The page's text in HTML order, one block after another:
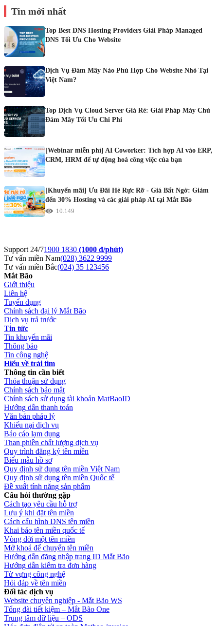
Tin mới nhất
Top Best DNS Hosting Providers Giải Pháp Managed
DNS Tối Ưu Cho Website
Dịch Vụ Đám Mây Nào Phù Hợp Cho Website Nhỏ Tại
Việt Nam?
Top Dịch Vụ Cloud Server Giá Rẻ: Giải Pháp Máy Chủ
Đám Mây Tối Ưu Chi Phí
[Webinar miễn phí] AI Coworker: Tích hợp AI vào ERP,
CRM, HRM để tự động hoá công việc của bạn
[Khuyến mãi] Ưu Đãi Hè Rực Rỡ - Giá Bất Ngờ: Giảm
đến 30% Hosting và các giải pháp AI tại Mắt Bão
10.149
Support 24/71900 1830 (1000 đ/phút)
Tư vấn miền Nam(028) 3622 9999
Tư vấn miền Bắc(024) 35 123456
Mắt Bão
Giới thiệu
Liên hệ
Tuyển dụng
Chính sách đại lý Mắt Bão
Dịch vụ trả trước
Tin tức
Tin khuyến mãi
Thông báo
Tin công nghệ
Hiểu về trái tim
Thông tin cần biết
Thỏa thuận sử dụng
Chính sách bảo mật
Chính sách sử dụng tài khoản MatBaoID
Hướng dẫn thanh toán
Văn bản pháp lý
Khiếu nại dịch vụ
Báo cáo lạm dụng
Than phiền chất lượng dịch vụ
Quy trình đăng ký tên miền
Biểu mẫu hồ sơ
Quy định sử dụng tên miền Việt Nam
Quy định sử dụng tên miền Quốc tế
Đề xuất tính năng sản phẩm
Câu hỏi thường gặp
Cách tạo yêu cầu hỗ trợ
Lưu ý khi đặt tên miền
Cách cấu hình DNS tên miền
Khai báo tên miền quốc tế
Vòng đời một tên miền
Mở khoá để chuyển tên miền
Hướng dẫn đăng nhập trang ID Mắt Bão
Hướng dẫn kiểm tra đơn hàng
Từ vựng công nghệ
Hỏi đáp về tên miền
Đối tác dịch vụ
Website chuyên nghiệp - Mắt Bão WS
Tổng đài tiết kiệm – Mắt Bão One
Trung tâm dữ liệu – ODS